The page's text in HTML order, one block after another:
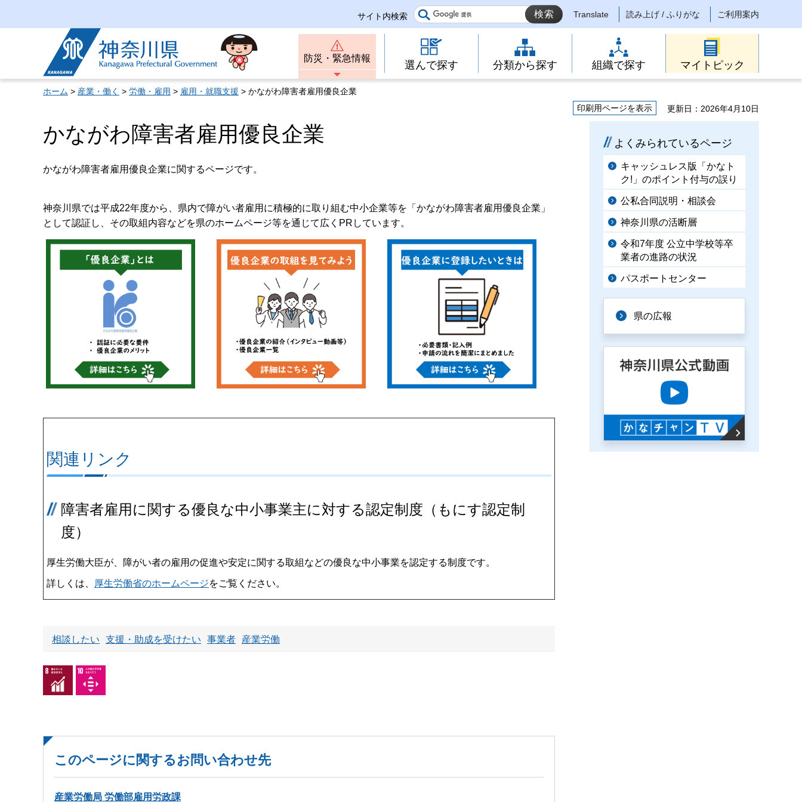
サイト内検索 Translate 読み上げ / ふりがな ご利用案内
神奈川県
防災・緊急情報
選んで探す 分類から探す 組織で探す マイトピック
ホーム > 産業・働く > 労働・雇用 > 雇用・就職支援 > かながわ障害者雇用優良企業
印刷用ページを表示
更新日：2026年4月10日
かながわ障害者雇用優良企業
かながわ障害者雇用優良企業に関するページです。
神奈川県では平成22年度から、県内で障がい者雇用に積極的に取り組む中小企業等を「かながわ障害者雇用優良企業」
として認証し、その取組内容などを県のホームページ等を通じて広くPRしています。
関連リンク
障害者雇用に関する優良な中小事業主に対する認定制度（もにす認定制
度）
厚生労働大臣が、障がい者の雇用の促進や安定に関する取組などの優良な中小事業を認定する制度です。
詳しくは、 厚生労働省のホームページをご覧ください。
相談したい 支援・助成を受けたい 事業者 産業労働
このページに関するお問い合わせ先
産業労働局 労働部雇用労政課
よくみられているページ
キャッシュレス版「かなト
ク!」のポイント付与の誤り
公私合同説明・相談会
神奈川県の活断層
令和7年度 公立中学校等卒
業者の進路の状況
パスポートセンター
県の広報